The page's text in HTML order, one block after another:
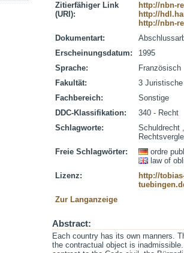
Zitierfähiger Link
(URI):
http://nbn-
http://
http://nbn-
Dokumentart:
Erscheinungsdatum:
1995
Sprache:
Französisch
Fakultät:
3
Fachbereich:
Sonstige
DDC-Klassifikation:
340 - Recht
Schlagworte:
Schuldrecht
Freie Schlagwörter:
ordre
law of
Lizenz:
http://
Zur Langanzeige
Abstract:
Each country has its own manners.
the contractual object is